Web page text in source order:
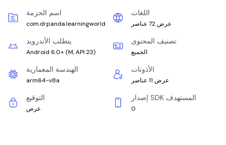
اسم الحزمة
com.drpanda.learningworld
اللغات
عرض 72 عناصر
يتطلب الأندرويد
Android 6.0+ (M, API 23)
تصنيف المحتوى
الجميع
الهندسة المعمارية
arm64-v8a
الأذونات
عرض 11 عناصر
التوقيع
عرض
إصدار SDK المستهدف
0